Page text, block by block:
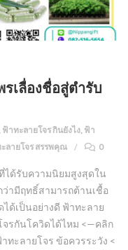
เลื่องชื่อสู่ตำรับ
ฟ้าทะลายโจร กินยังไง ฟ้า
ลายโจร สรรพคุณ 0
ได้รับความนิยมสูงสุดใน
ามีฤทธิ์สามารถต้านเชื้อ
ได้เป็นอย่างดี ฟ้าทะลาย
จรกันโควิดได้ไหม <—คลิก
ทะลายโจร ข้อควรระวัง <